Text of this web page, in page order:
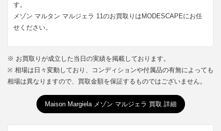
す。
メゾン マルタン マルジェラ 11のお買取りはMODESCAPEにお任
せください。
※ お買取りが成立した当日の実績を掲載しております。
※ 相場は日々変動しており、コンディションや付属品の有無によっても
相場は異なりますので、買取金額を保証するものではございません。
Maison Margiela メゾン マルジェラ 買取 詳細